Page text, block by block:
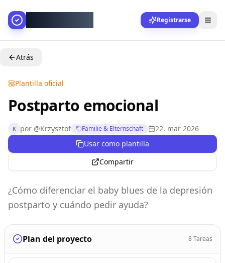
Registrarse
Atrás
Plantilla oficial
Postparto emocional
K por @Krzysztof Familie & Elternschaft
22. mar 2026
Usar como plantilla
Compartir
¿Cómo diferenciar el baby blues de la depresión
postparto y cuándo pedir ayuda?
Plan del proyecto 8Tareas